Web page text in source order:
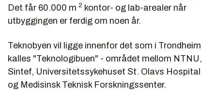
Det får 60.000 m 2 kontor- og lab-arealer når
utbyggingen er ferdig om noen år.
Teknobyen vil ligge innenfor det som i Trondheim
kalles "Teknologibuen" - området mellom NTNU,
Sintef, Universitetssykehuset St. Olavs Hospital
og Medisinsk Teknisk Forskningssenter.